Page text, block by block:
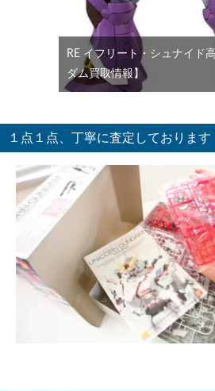
RE イフリート・シュナイド
ダム買取情報】
１点１点、丁寧に査定しております